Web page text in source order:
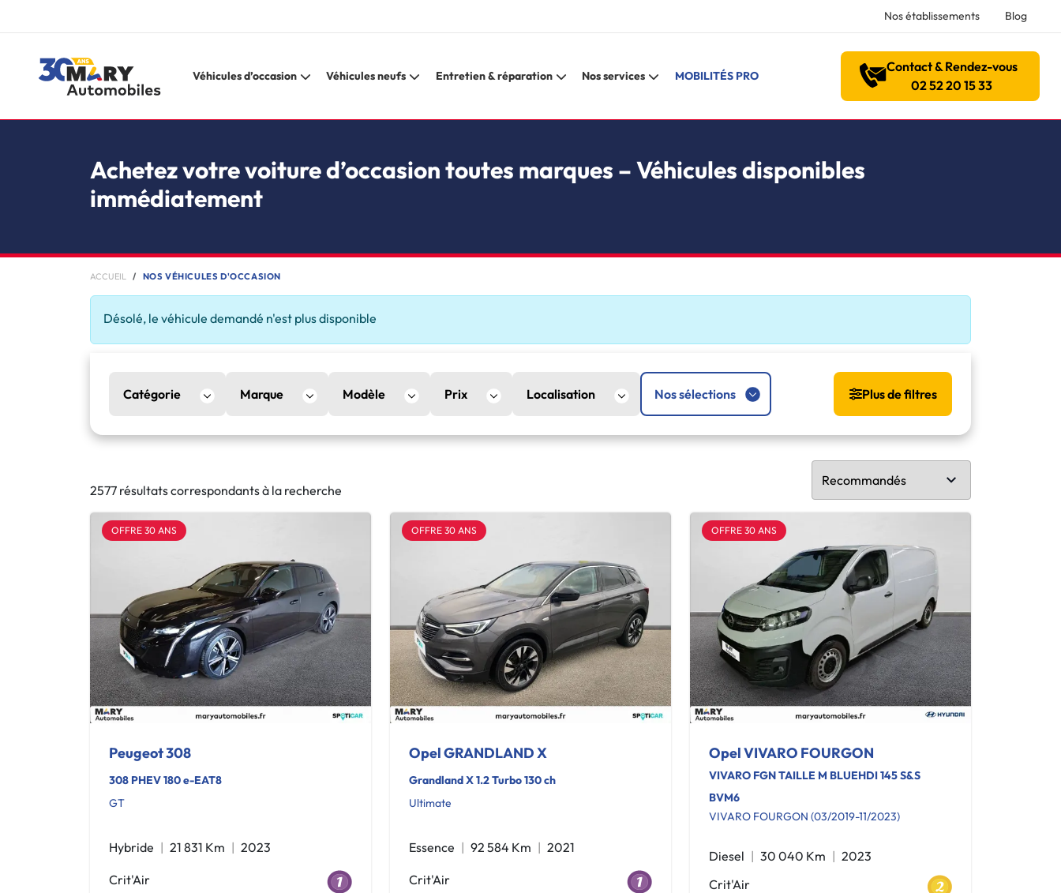
Nos établissements Blog
Véhicules d’occasion Véhicules neufs Entretien & réparation Nos services MOBILITÉS PRO
Contact & Rendez-vous
02 52 20 15 33
Achetez votre voiture d’occasion toutes marques – Véhicules disponibles
immédiatement
ACCUEIL NOS VÉHICULES D'OCCASION
Désolé, le véhicule demandé n'est plus disponible
Catégorie Marque Modèle Prix Localisation Nos sélections Plus de filtres
2577 résultats correspondants à la recherche
OFFRE 30 ANS
Peugeot 308
308 PHEV 180 e-EAT8
GT
Hybride 21 831 Km 2023
Crit'Air
OFFRE 30 ANS
Opel GRANDLAND X
Grandland X 1.2 Turbo 130 ch
Ultimate
Essence 92 584 Km 2021
Crit'Air
OFFRE 30 ANS
Opel VIVARO FOURGON
VIVARO FGN TAILLE M BLUEHDI 145 S&S
BVM6
VIVARO FOURGON (03/2019-11/2023)
Diesel 30 040 Km
2023
Crit'Air